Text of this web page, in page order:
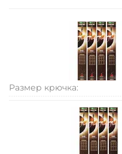
Размер крючка: